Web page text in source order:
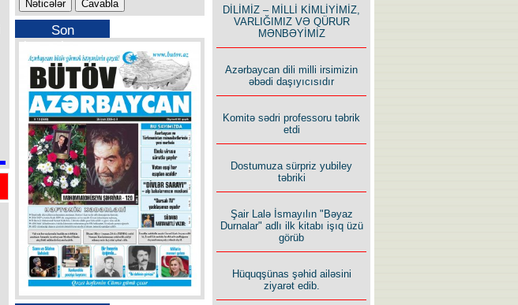
Son
buraxılışımız
Bu yolda mən varam!
İlham İsmayıl yazır:
Rusiyanın süqutunu qaçılmaz
edən beş şərt
DİLİMİZ – MİLLİ KİMLİYİMİZ,
VARLIĞIMIZ VƏ QÜRUR
MƏNBƏYİMİZ
Azərbaycan dili milli irsimizin
əbədi daşıyıcısıdır
Komitə sədri professoru təbrik
etdi
Dostumuza sürpriz yubiley
təbriki
Şair Lalə İsmayılın "Bəyaz
Durnalar" adlı ilk kitabı işıq üzü
görüb
Hüquqşünas şəhid ailəsini
ziyarət edib.